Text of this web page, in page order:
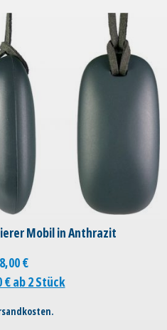
Mobil in Anthrazit
€
€ ab 2 Stück